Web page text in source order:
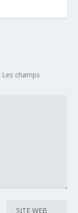
Les champs